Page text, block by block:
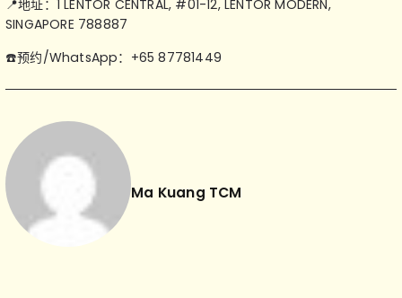
📍地址：1 LENTOR CENTRAL, #01-12, LENTOR MODERN,
SINGAPORE 788887
☎️预约/WhatsApp：+65 87781449
Ma Kuang TCM